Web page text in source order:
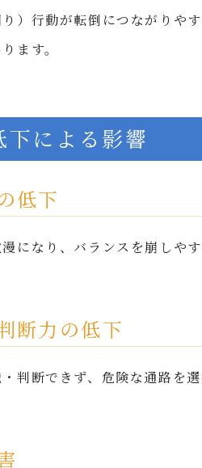
）行動が転倒につながりや
ます。
による影響
低下
になり、バランスを崩しやす
力の低下
判断できず、危険な通路を